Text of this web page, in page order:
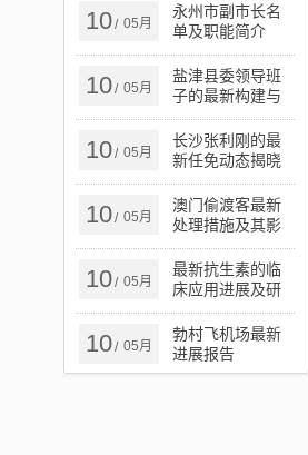
10/ 05月
永州市副市长名
单及职能简介
10/ 05月
盐津县委领导班
子的最新构建与
发展概览
10/ 05月
长沙张利刚的最
新任免动态揭晓
10/ 05月
澳门偷渡客最新
处理措施及其影
响分析
10/ 05月
最新抗生素的临
床应用进展及研
究概述
10/ 05月
勃村飞机场最新
进展报告